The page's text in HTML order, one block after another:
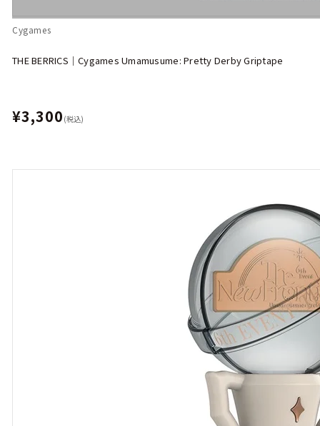
Cygames
THE BERRICS｜Cygames Umamusume: Pretty Derby Griptape
¥3,300 (税込)